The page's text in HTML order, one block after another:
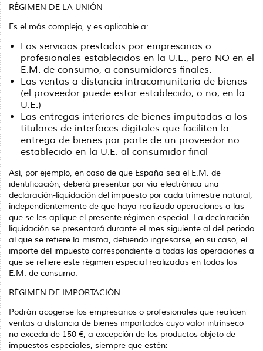
RÉGIMEN DE LA UNIÓN
Es el más complejo, y es aplicable a:
Los servicios prestados por empresarios o
profesionales establecidos en la U.E., pero NO en el
E.M. de consumo, a consumidores finales.
Las ventas a distancia intracomunitaria de bienes
(el proveedor puede estar establecido, o no, en la
U.E.)
Las entregas interiores de bienes imputadas a los
titulares de interfaces digitales que faciliten la
entrega de bienes por parte de un proveedor no
establecido en la U.E. al consumidor final
Así, por ejemplo, en caso de que España sea el E.M. de
identificación, deberá presentar por vía electrónica una
declaración-liquidación del impuesto por cada trimestre natural,
in­dependientemente de que haya realizado operaciones a las
que se les aplique el presen­te régimen especial. La declaración-
liquidación se presentará durante el mes siguiente al del periodo
al que se refiere la misma, debiendo ingresarse, en su caso, el
importe del impuesto correspondiente a todas las operaciones a
que se refiere este régimen especial realizadas en todos los
E.M. de consumo.
RÉGIMEN DE IMPORTACIÓN
Podrán acogerse los empresarios o profesionales que realicen
ventas a distancia de bienes importados cuyo valor intrínseco
no exceda de 150 €, a excepción de los productos objeto de
impuestos especiales, siempre que estén: